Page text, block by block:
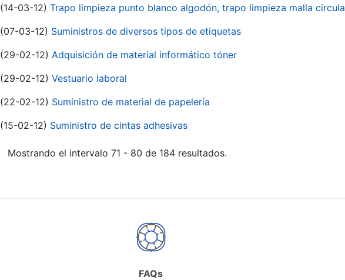
(14-03-12) Trapo limpieza punto blanco algodón, trapo limpieza malla
(07-03-12) Suministros de diversos tipos de etiquetas
(29-02-12) Adquisición de material informático tóner
(29-02-12) Vestuario laboral
(22-02-12) Suministro de material de papelería
(15-02-12) Suministro de cintas adhesivas
Mostrando el intervalo 71 - 80 de 184 resultados.
FAQs